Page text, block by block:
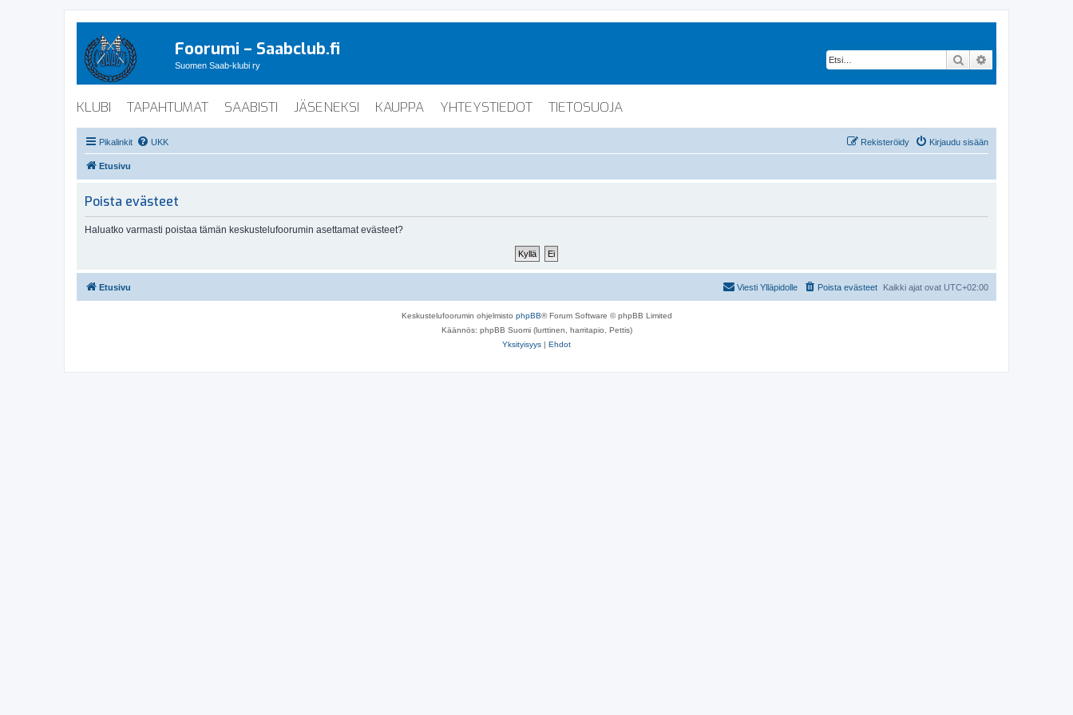
Foorumi – Saabclub.fi
Suomen Saab-klubi ry Etsi
KLUBI TAPAHTUMAT SAABISTI JÄSENEKSI KAUPPA YHTEYSTIEDOT TIETOSUOJA
Pikalinkit UKK Kirjaudu sisään
Rekisteröidy
Etusivu
Poista evästeet
Haluatko varmasti poistaa tämän keskustelufoorumin asettamat evästeet?
Etusivu Kaikki ajat ovat UTC+02:00
Poista evästeet
Viesti Ylläpidolle
Keskustelufoorumin ohjelmisto phpBB® Forum Software © phpBB Limited
Käännös: phpBB Suomi (lurttinen, harritapio, Pettis)
Yksityisyys | Ehdot